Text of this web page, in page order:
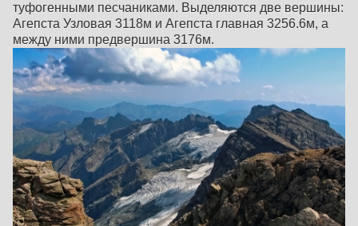
туфогенными песчаниками. Выделяются две вершины:
Агепста Узловая 3118м и Агепста главная 3256.6м, а
между ними предвершина 3176м.